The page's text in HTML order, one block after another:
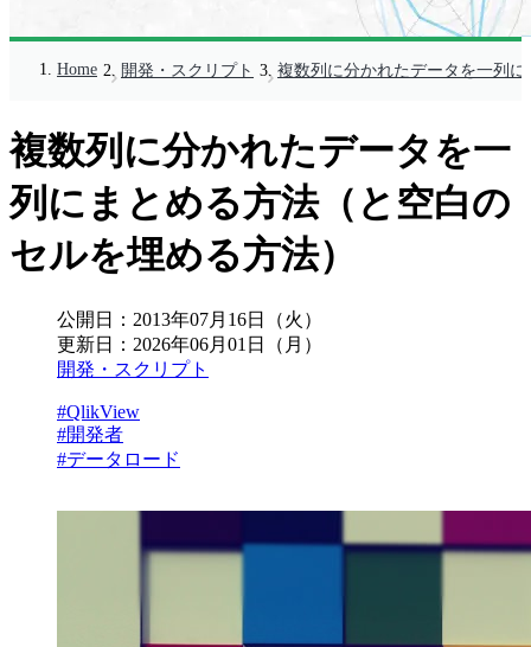
Home 開発・スクリプト 複数列に分かれたデータを一列
複数列に分かれたデータを一
列にまとめる方法（と空白の
セルを埋める方法）
公開日： 2013年07月16日（火）
更新日： 2026年06月01日（月）
開発・スクリプト
#QlikView
#開発者
#データロード